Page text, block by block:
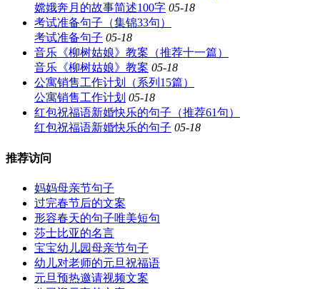
嫦娥奔月的故事简述100字 05-18
考试准备句子（集锦33句）
考试准备句子 05-18
音乐《柳树姑娘》教案（推荐十一篇）
音乐《柳树姑娘》教案 05-18
公寓销售工作计划（系列15篇）
公寓销售工作计划 05-18
红包祝福语新婚快乐的句子（推荐61句）
红包祝福语新婚快乐的句子 05-18
推荐访问
妈妈母亲节句子
过完春节后的文案
形容春天的句子唯美短句
莎士比亚的名言
宝宝幼儿园母亲节句子
幼儿对老师的元旦祝福语
元旦预热邀请视频文案